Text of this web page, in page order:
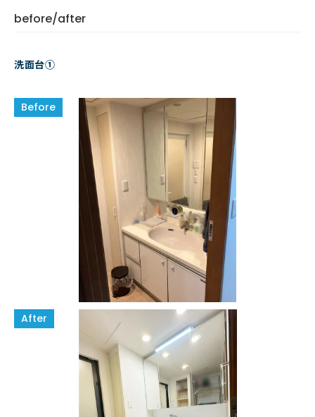
before/after
洗面台①